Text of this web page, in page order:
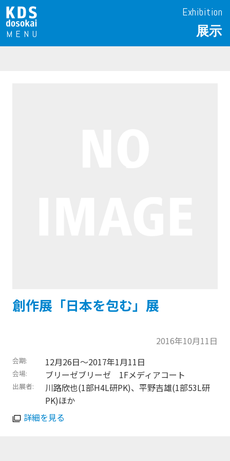
Exhibition
展示
創作展「日本を包む」展
2016年10月11日
会期 12月26日～2017年1月11日
会場 ブリーゼブリーゼ 1Fメディアコート
出展者
川路欣也(1部H4L研PK)、平野吉雄(1部53L研
PK)ほか
詳細を見る